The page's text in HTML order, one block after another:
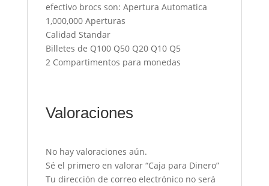
efectivo brocs son: Apertura Automatica
1,000,000 Aperturas
Calidad Standar
Billetes de Q100 Q50 Q20 Q10 Q5
2 Compartimentos para monedas
Valoraciones
No hay valoraciones aún.
Sé el primero en valorar “Caja para Dinero”
Tu dirección de correo electrónico no será